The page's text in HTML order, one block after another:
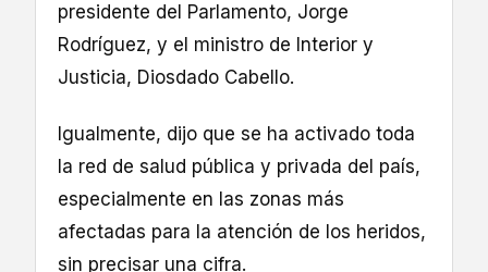
presidente del Parlamento, Jorge
Rodríguez, y el ministro de Interior y
Justicia, Diosdado Cabello.
Igualmente, dijo que se ha activado toda
la red de salud pública y privada del país,
especialmente en las zonas más
afectadas para la atención de los heridos,
sin precisar una cifra.